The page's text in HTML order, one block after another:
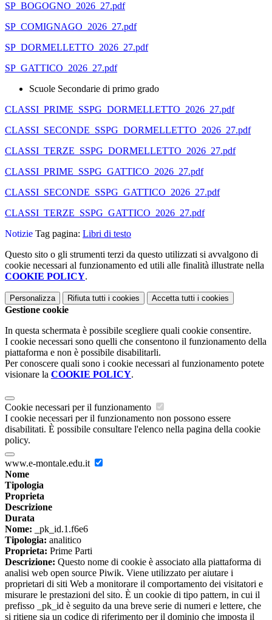
SP_BOGOGNO_2026_27.pdf
SP_COMIGNAGO_2026_27.pdf
SP_DORMELLETTO_2026_27.pdf
SP_GATTICO_2026_27.pdf
Scuole Secondarie di primo grado
CLASSI_PRIME_SSPG_DORMELLETTO_2026_27.pdf
CLASSI_SECONDE_SSPG_DORMELLETTO_2026_27.pdf
CLASSI_TERZE_SSPG_DORMELLETTO_2026_27.pdf
CLASSI_PRIME_SSPG_GATTICO_2026_27.pdf
CLASSI_SECONDE_SSPG_GATTICO_2026_27.pdf
CLASSI_TERZE_SSPG_GATTICO_2026_27.pdf
Notizie Tag pagina: Libri di testo
Questo sito o gli strumenti terzi da questo utilizzati si avvalgono di
cookie necessari al funzionamento ed utili alle finalità illustrate nella
COOKIE POLICY.
Personalizza Rifiuta tutti i cookies Accetta tutti i cookies
Gestione cookie
In questa schermata è possibile scegliere quali cookie consentire.
I cookie necessari sono quelli che consentono il funzionamento della
piattaforma e non è possibile disabilitarli.
Per conoscere quali sono i cookie necessari al funzionamento potete
visionare la COOKIE POLICY.
Cookie necessari per il funzionamento
I cookie necessari per il funzionamento non possono essere
disabilitati. È possibile consultare l'elenco nella pagina della cookie
policy.
www.e-montale.edu.it
Nome
Tipologia
Proprieta
Descrizione
Durata
Nome: _pk_id.1.f6e6
Tipologia: analitico
Proprieta: Prime Parti
Descrizione: Questo nome di cookie è associato alla piattaforma di
analisi web open source Piwik. Viene utilizzato per aiutare i
proprietari di siti Web a monitorare il comportamento dei visitatori e
misurare le prestazioni del sito. È un cookie di tipo pattern, in cui il
prefisso _pk_id è seguito da una breve serie di numeri e lettere, che
si ritiene sia un codice di riferimento per il dominio che imposta il